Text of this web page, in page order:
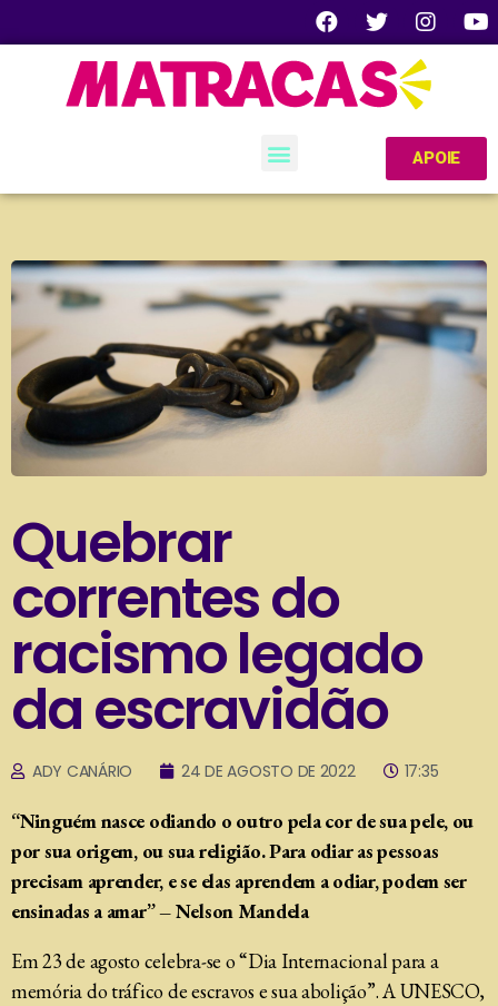
APOIE
Quebrar
correntes do
racismo legado
da escravidão
ADY CANÁRIO 24 DE AGOSTO DE 2022 17:35
“Ninguém nasce odiando o outro pela cor de sua pele, ou
por sua origem, ou sua religião. Para odiar as pessoas
precisam aprender, e se elas aprendem a odiar, podem ser
ensinadas a amar” – Nelson Mandela
Em 23 de agosto celebra-se o “Dia Internacional para a
memória do tráfico de escravos e sua abolição”. A UNESCO,